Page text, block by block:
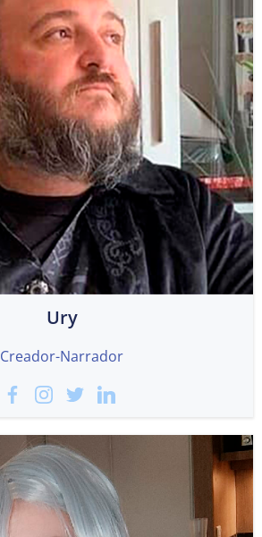
Ury
Creador-Narrador